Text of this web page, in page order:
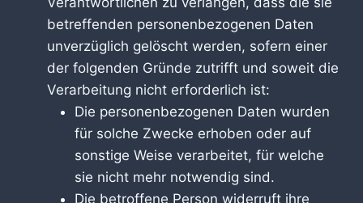
betreffenden personenbezogenen Daten
unverzüglich gelöscht werden, sofern einer
der folgenden Gründe zutrifft und soweit die
Verarbeitung nicht erforderlich ist:
Die personenbezogenen Daten wurden
für solche Zwecke erhoben oder auf
sonstige Weise verarbeitet, für welche
sie nicht mehr notwendig sind.
Die betroffene Person widerruft ihre